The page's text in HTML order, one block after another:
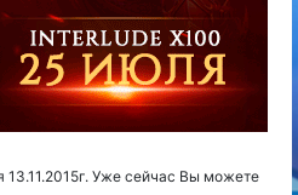
13.11.2015г. Уже сейчас Вы можете